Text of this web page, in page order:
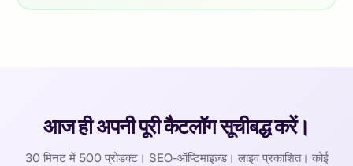
आज ही अपनी पूरी कैटलॉग सूचीबद्ध करें।
30 मिनट में 500 प्रोडक्ट। SEO-ऑप्टिमाइज़्ड। लाइव प्रकाशित। कोई